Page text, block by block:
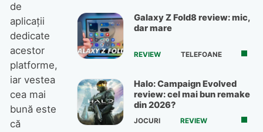
de
aplicații
dedicate
acestor
platforme,
iar vestea
cea mai
bună este
că
Galaxy Z Fold8 review: mic,
dar mare
REVIEW TELEFOANE
Halo: Campaign Evolved
review: cel mai bun remake
din 2026?
JOCURI REVIEW